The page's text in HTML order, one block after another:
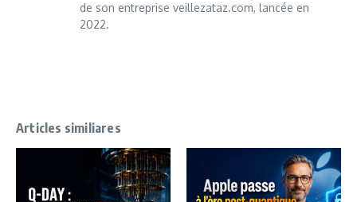
de son entreprise veillezataz.com, lancée en
2022.
Articles similiares